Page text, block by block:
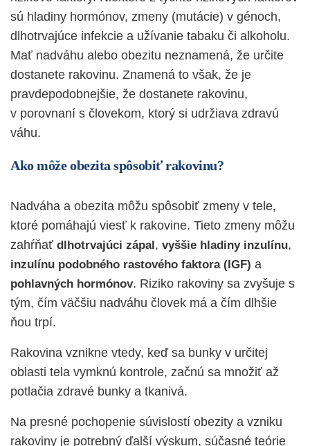
sú hladiny hormónov, zmeny (mutácie) v génoch,
dlhotrvajúce infekcie a užívanie tabaku či alkoholu.
Mať nadváhu alebo obezitu neznamená, že určite
dostanete rakovinu. Znamená to však, že je
pravdepodobnejšie, že dostanete rakovinu,
v porovnaní s človekom, ktorý si udržiava zdravú
váhu.
Ako môže obezita spôsobiť rakovinu?
Nadváha a obezita môžu spôsobiť zmeny v tele,
ktoré pomáhajú viesť k rakovine. Tieto zmeny môžu
zahŕňať dlhotrvajúci zápal , vyššie hladiny inzulínu,
inzulínu podobného rastového faktora (IGF) a
pohlavných hormónov. Riziko rakoviny sa zvyšuje s
tým, čím väčšiu nadváhu človek má a čím dlhšie
ňou trpí.
Rakovina vznikne vtedy, keď sa bunky v určitej
oblasti tela vymknú kontrole, začnú sa množiť až
potlačia zdravé bunky a tkanivá.
Na presné pochopenie súvislostí obezity a vzniku
rakoviny je potrebný ďalší výskum, súčasné teórie